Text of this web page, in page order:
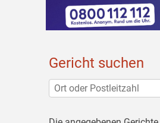
Gericht suchen